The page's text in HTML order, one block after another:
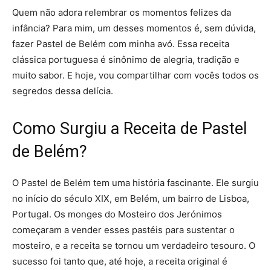
Quem não adora relembrar os momentos felizes da
infância? Para mim, um desses momentos é, sem dúvida,
fazer Pastel de Belém com minha avó. Essa receita
clássica portuguesa é sinônimo de alegria, tradição e
muito sabor. E hoje, vou compartilhar com vocês todos os
segredos dessa delícia.
Como Surgiu a Receita de Pastel
de Belém?
O Pastel de Belém tem uma história fascinante. Ele surgiu
no início do século XIX, em Belém, um bairro de Lisboa,
Portugal. Os monges do Mosteiro dos Jerónimos
começaram a vender esses pastéis para sustentar o
mosteiro, e a receita se tornou um verdadeiro tesouro. O
sucesso foi tanto que, até hoje, a receita original é